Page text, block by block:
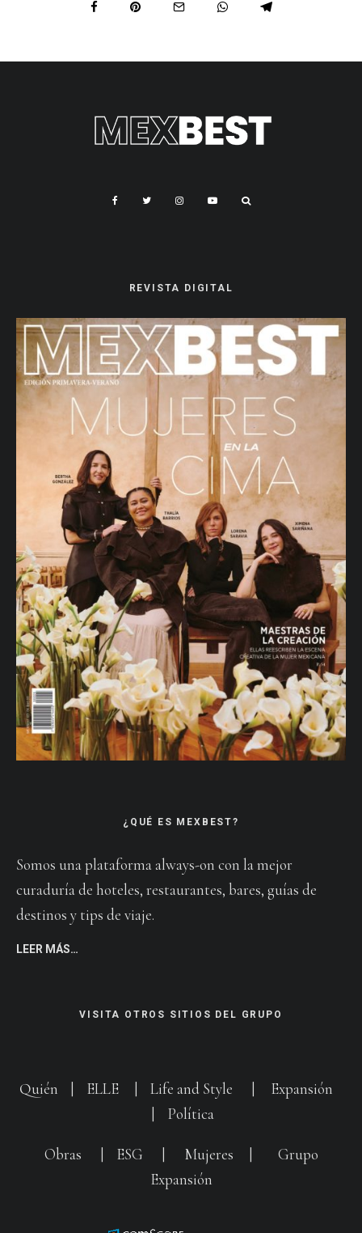
REVISTA DIGITAL
¿QUÉ ES MEXBEST?
Somos una plataforma always-on con la mejor
curaduría de hoteles, restaurantes, bares, guías de
destinos y tips de viaje.
LEER MÁS…
VISITA OTROS SITIOS DEL GRUPO
Quién ELLE Life and Style
Expansión
Política
Obras ESG Mujeres
Grupo
Expansión